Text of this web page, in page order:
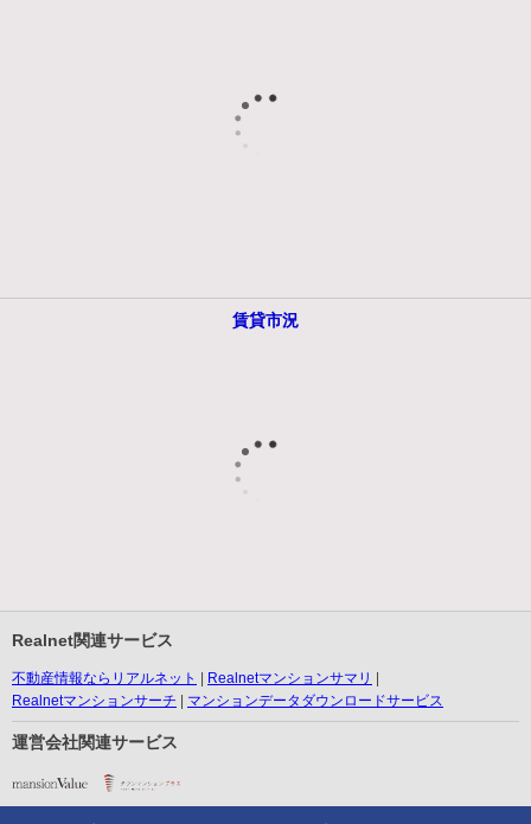
賃貸市況
Realnet関連サービス
不動産情報ならリアルネット
Realnetマンションサマリ
Realnetマンションサーチ
マンションデータダウンロードサービス
運営会社関連サービス